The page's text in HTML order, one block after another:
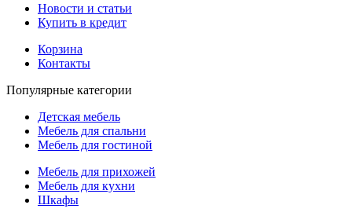
Новости и статьи
Купить в кредит
Корзина
Контакты
Популярные категории
Детская мебель
Мебель для спальни
Мебель для гостиной
Мебель для прихожей
Мебель для кухни
Шкафы